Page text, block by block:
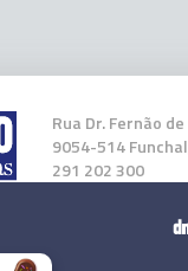
Rua Dr. Fernão
9054-514
291 202 300
Instale a nossa App